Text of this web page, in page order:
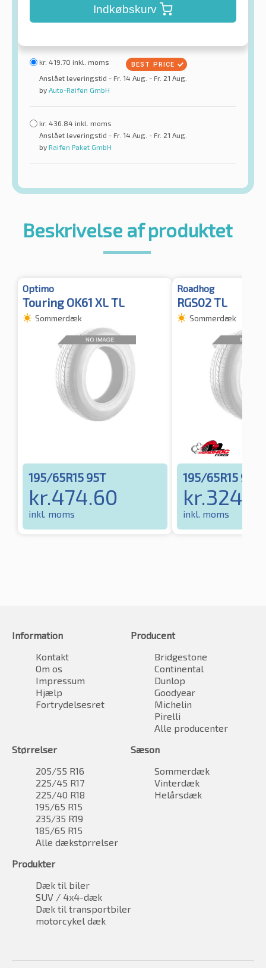
Indkøbskurv
kr. 419.70 inkl. moms
Anslået leveringstid - Fr. 14 Aug. - Fr. 21 Aug.
by Auto-Raifen GmbH
kr. 436.84 inkl. moms
Anslået leveringstid - Fr. 14 Aug. - Fr. 21 Aug.
by Raifen Paket GmbH
Beskrivelse af produktet
Optimo
Touring OK61 XL TL
Sommerdæk
195/65R15 95T
kr.474.60
inkl. moms
Roadhog
RGS02 TL
Sommerdæk
195/65R15 91H
kr.
inkl. moms
Information
Kontakt
Om os
Impressum
Hjælp
Fortrydelsesret
Producent
Bridgestone
Continental
Dunlop
Goodyear
Michelin
Pirelli
Alle producenter
Størrelser
205/55 R16
225/45 R17
225/40 R18
195/65 R15
235/35 R19
185/65 R15
Alle dækstørrelser
Sæson
Sommerdæk
Vinterdæk
Helårsdæk
Produkter
Dæk til biler
SUV / 4x4-dæk
Dæk til transportbiler
motorcykel dæk